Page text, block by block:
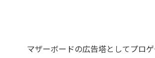
マザーボードの広告塔としてプロ